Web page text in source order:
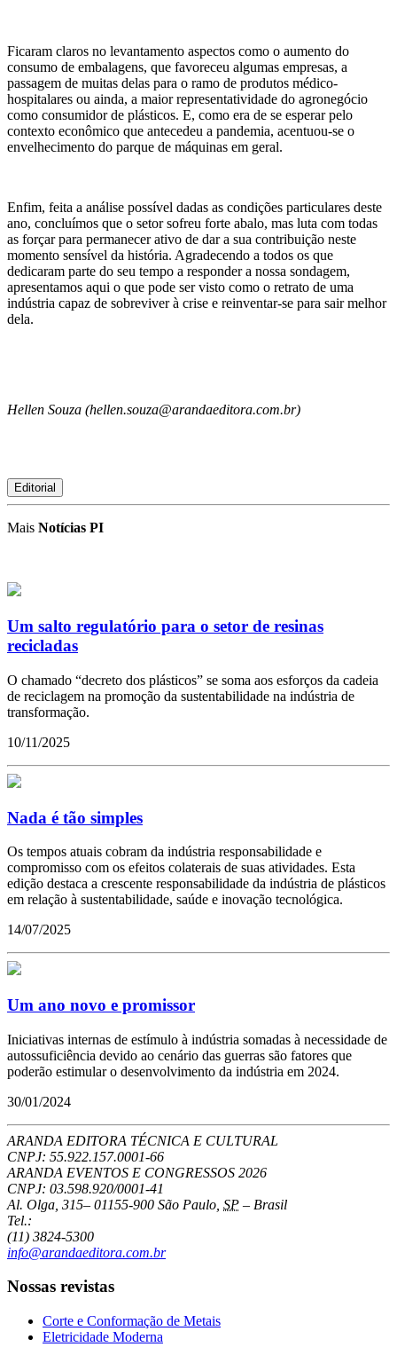
Ficaram claros no levantamento aspectos como o aumento do
consumo de embalagens, que favoreceu algumas empresas, a
passagem de muitas delas para o ramo de produtos médico-
hospitalares ou ainda, a maior representatividade do agronegócio
como consumidor de plásticos. E, como era de se esperar pelo
contexto econômico que antecedeu a pandemia, acentuou-se o
envelhecimento do parque de máquinas em geral.
Enfim, feita a análise possível dadas as condições particulares deste
ano, concluímos que o setor sofreu forte abalo, mas luta com todas
as forçar para permanecer ativo de dar a sua contribuição neste
momento sensível da história. Agradecendo a todos os que
dedicaram parte do seu tempo a responder a nossa sondagem,
apresentamos aqui o que pode ser visto como o retrato de uma
indústria capaz de sobreviver à crise e reinventar-se para sair melhor
dela.
Hellen Souza (hellen.souza@arandaeditora.com.br)
Editorial
Mais Notícias PI
Um salto regulatório para o setor de resinas
recicladas
O chamado “decreto dos plásticos” se soma aos esforços da cadeia
de reciclagem na promoção da sustentabilidade na indústria de
transformação.
10/11/2025
Nada é tão simples
Os tempos atuais cobram da indústria responsabilidade e
compromisso com os efeitos colaterais de suas atividades. Esta
edição destaca a crescente responsabilidade da indústria de plásticos
em relação à sustentabilidade, saúde e inovação tecnológica.
14/07/2025
Um ano novo e promissor
Iniciativas internas de estímulo à indústria somadas à necessidade de
autossuficiência devido ao cenário das guerras são fatores que
poderão estimular o desenvolvimento da indústria em 2024.
30/01/2024
ARANDA EDITORA TÉCNICA E CULTURAL
CNPJ: 55.922.157.0001-66
ARANDA EVENTOS E CONGRESSOS 2026
CNPJ: 03.598.920/0001-41
Al. Olga, 315– 01155-900 São Paulo SP – Brasil
Tel.:
(11) 3824-5300
info@arandaeditora.com.br
Nossas revistas
Corte e Conformação de Metais
Eletricidade Moderna